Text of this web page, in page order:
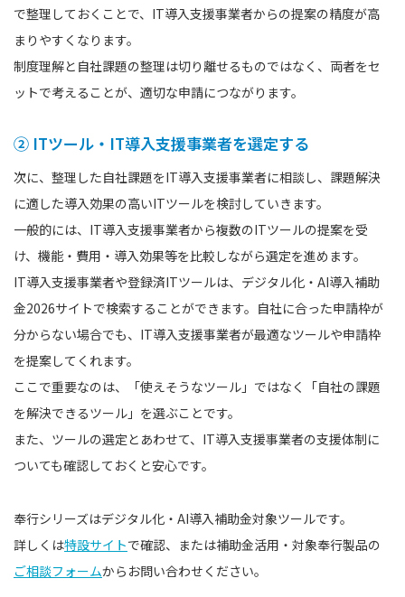
で整理しておくことで、IT導入支援事業者からの提案の精度が高
まりやすくなります。
制度理解と自社課題の整理は切り離せるものではなく、両者をセ
ットで考えることが、適切な申請につながります。
② ITツール・IT導入支援事業者を選定する
次に、整理した自社課題をIT導入支援事業者に相談し、課題解決
に適した導入効果の高いITツールを検討していきます。
一般的には、IT導入支援事業者から複数のITツールの提案を受
け、機能・費用・導入効果等を比較しながら選定を進めます。
IT導入支援事業者や登録済ITツールは、デジタル化・AI導入補助
金2026サイトで検索することができます。自社に合った申請枠が
分からない場合でも、IT導入支援事業者が最適なツールや申請枠
を提案してくれます。
ここで重要なのは、「使えそうなツール」ではなく「自社の課題
を解決できるツール」を選ぶことです。
また、ツールの選定とあわせて、IT導入支援事業者の支援体制に
ついても確認しておくと安心です。
奉行シリーズはデジタル化・AI導入補助金対象ツールです。
詳しくは特設サイトで確認、または補助金活用・対象奉行製品の
ご相談フォームからお問い合わせください。